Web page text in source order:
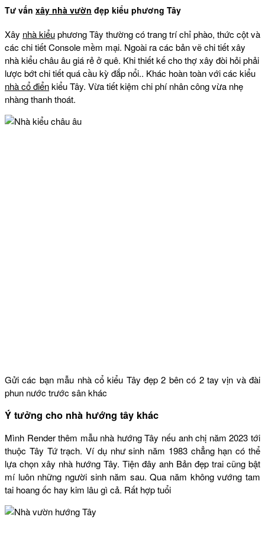
Tư vấn xây nhà vườn đẹp kiểu phương Tây
Xây nhà kiểuphương Tây thường có trang trí chỉ phào, thức cột và
các chi tiết Console mềm mại. Ngoài ra các bản vẽ chi tiết xây
nhà kiểu châu âu giá rẻ ở quê. Khi thiết kế cho thợ xây đòi hỏi phải
lược bớt chi tiết quá cầu kỳ đắp nổi.. Khác hoàn toàn với các kiểu
nhà cổ điểnkiểu Tây. Vừa tiết kiệm chi phí nhân công vừa nhẹ
nhàng thanh thoát.
Gửi các bạn mẫu nhà cổ kiểu Tây đẹp 2 bên có 2 tay vịn và đài
phun nước trước sân khác
Ý tưởng cho nhà hướng tây khác
Mình Render thêm mẫu nhà hướng Tây nếu anh chị năm 2023 tới
thuộc Tây Tứ trạch. Ví dụ như sinh năm 1983 chẳng hạn có thể
lựa chọn xây nhà hướng Tây. Tiện đây anh Bản đẹp trai cũng bật
mí luôn những người sinh năm sau. Qua năm không vướng tam
tai hoang ốc hay kim lâu gì cả. Rất hợp tuổi